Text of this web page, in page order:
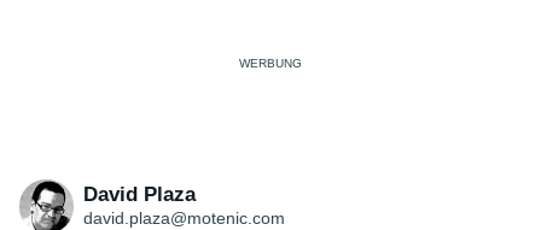
David Plaza
david.plaza@motenic.com